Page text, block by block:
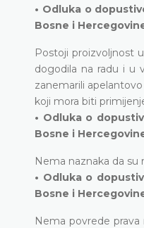
• Odluka o
Bosne i
Postoji proizvoljnost
dogodila na radu i u
zanemarili
koji mora biti
• Odluka o
Bosne i
Nema naznaka da su
• Odluka o
Bosne i
Nema povrede